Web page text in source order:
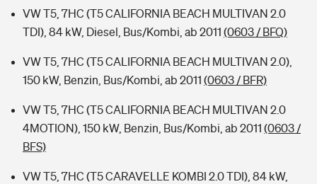
VW T5, 7HC (T5 CALIFORNIA BEACH MULTIVAN 2.0
TDI), 84 kW, Diesel, Bus/Kombi, ab 2011 (0603 / BFQ)
VW T5, 7HC (T5 CALIFORNIA BEACH MULTIVAN 2.0),
150 kW, Benzin, Bus/Kombi, ab 2011 (0603 / BFR)
VW T5, 7HC (T5 CALIFORNIA BEACH MULTIVAN 2.0
4MOTION), 150 kW, Benzin, Bus/Kombi, ab 2011 (0603 /
BFS)
VW T5, 7HC (T5 CARAVELLE KOMBI 2.0 TDI), 84 kW,